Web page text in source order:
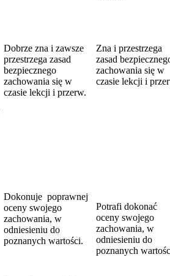
Dobrze zna i zawsze
przestrzega zasad
bezpiecznego
zachowania się w
czasie lekcji i przerw.
Dokonuje poprawnej
oceny swojego
zachowania, w
odniesieniu do
poznanych wartości.
Zna i przestrzega
zasad
zachowania się w
czasie lekcji i
Potrafi dokonać
oceny swojego
zachowania, w
odniesieniu do
poznanych